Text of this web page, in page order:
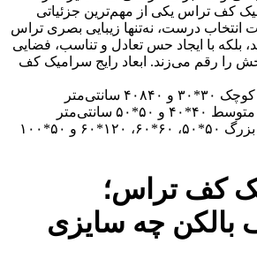
کف تراس یکی از مهم‌ترین جزئیاتی
درست، نه‌تنها زیبایی بصری تراس
بلکه با ایجاد حس تعادل و تناسب، فضایی
را رقم می‌زند. ابعاد رایج سرامیک کف
سانتی‌متر
سانتی‌متر
• برای تراس‌های بزرگ ۵۰*۵۰، ۶۰*۶۰، ۱۲۰*۶۰ و ۵۰*۱۰۰
کف تراس؛
چه سایزی